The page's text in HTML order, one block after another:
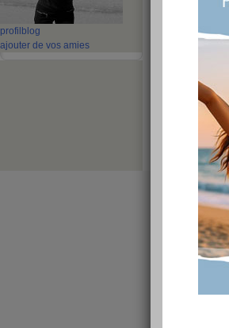
profil blog
ajouter de vos amies
LA
publié le 02/
Coucou les
Après la neige,
tout timidement
au bureau à
trottiner, de
jours par
l'un des
J'ai lu un article
par semaine à
quelques kilos,
nos jambes,